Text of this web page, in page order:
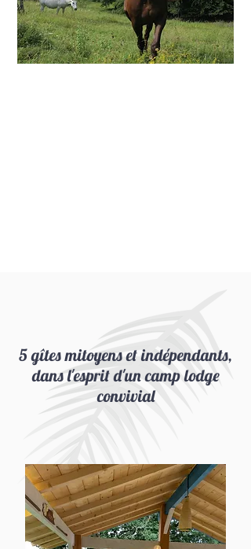
5 gîtes mitoyens et indépendants,
dans l'esprit d'un camp lodge
convivial